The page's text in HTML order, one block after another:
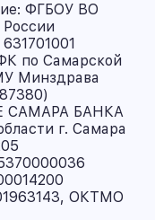
ФГБОУ ВО
по Самарской
Минздрава
САМАРА БАНКА
г. Самара
ОКТМО